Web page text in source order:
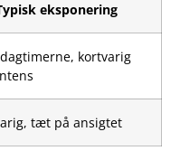
eksponering
kortvarig
tæt på ansigtet